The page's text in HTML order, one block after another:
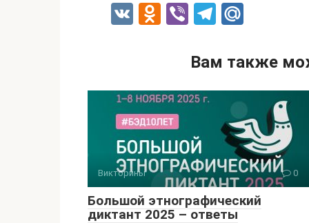
V
O
kl
a
ss
ni
ki
Vi
er
T
e
m
.R
Вам также
Викторины 0
Большой этнографический
диктант 2025 – ответы